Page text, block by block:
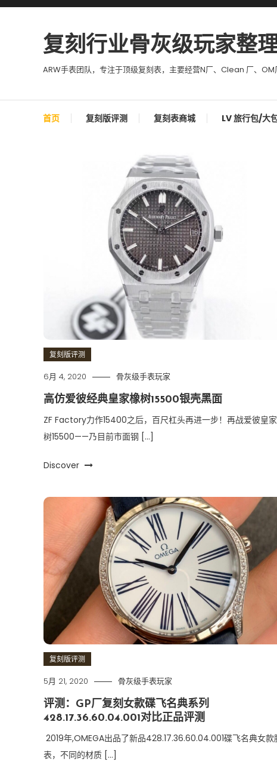
Skip To Content
复刻行业骨灰级玩家整
ARW手表团队，专注于顶级复刻表，主要经营N厂、Clean 厂、OM
首页 复刻版评测 复刻表商城 LV 旅行包/大
复刻版评测
6月 4, 2020 骨灰级手表玩家
高仿爱彼经典皇家橡树15500银壳黑面
ZF Factory力作15400之后，百尺杠头再进一步！再战爱彼皇
树15500——乃目前市面钢 […]
Discover
复刻版评测
5月 21, 2020 骨灰级手表玩家
评测：GP厂复刻女款碟飞名典系列
428.17.36.60.04.001对比正品评测
2019年,OMEGA出品了新品428.17.36.60.04.001碟飞名典女款
表，不同的材质 […]